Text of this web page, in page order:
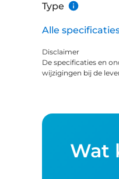
Type
Alle
Disclaimer
De specificaties en
wijzigingen bij de
Wat